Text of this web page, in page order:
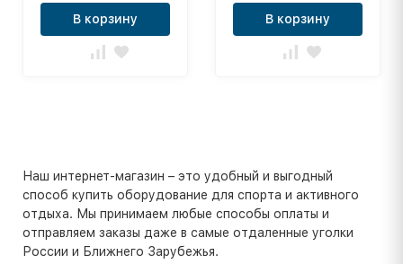
В корзину В корзину
Наш интернет-магазин – это удобный и выгодный
способ купить оборудование для спорта и активного
отдыха. Мы принимаем любые способы оплаты и
отправляем заказы даже в самые отдаленные уголки
России и Ближнего Зарубежья.